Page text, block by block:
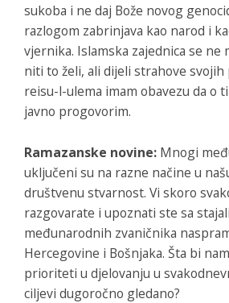
sukoba i ne daj Bože novog
razlogom zabrinjava kao narod i
vjernika. Islamska zajednica se ne
niti to želi, ali dijeli strahove svojih
reisu-l-ulema imam obavezu da o
javno progovorim.
Ramazanske novine: Mnogi
uključeni su na razne načine u
društvenu stvarnost. Vi skoro
razgovarate i upoznati ste sa
međunarodnih zvaničnika
Hercegovine i Bošnjaka. Šta bi
prioriteti u djelovanju u
ciljevi dugoročno gledano?